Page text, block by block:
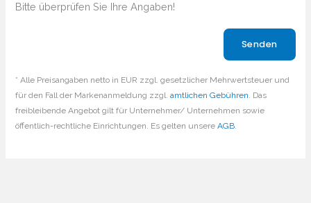
Bitte überprüfen Sie Ihre Angaben!
* Alle Preisangaben netto in EUR zzgl. gesetzlicher Mehrwertsteuer und
für den Fall der Markenanmeldung zzgl.amtlichen Gebühren. Das
freibleibende Angebot gilt für Unternehmer/ Unternehmen sowie
öffentlich-rechtliche Einrichtungen. Es gelten unsereAGB.